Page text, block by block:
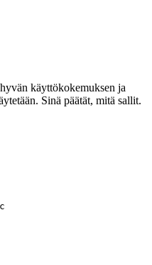
käyttökokemuksen ja
Sinä päätät, mitä sallit.